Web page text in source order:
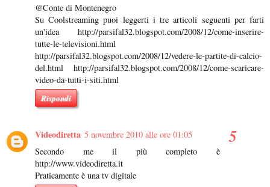
@Conte di Montenegro
Su Coolstreaming puoi leggerti i tre articoli seguenti per farti
un'idea http://parsifal32.blogspot.com/2008/12/come-inserire-
tutte-le-televisioni.html
http://parsifal32.blogspot.com/2008/12/vedere-le-partite-di-calcio-
del.html http://parsifal32.blogspot.com/2008/12/come-scaricare-
video-da-tutti-i-siti.html
Rispondi
Videodiretta 5 novembre 2010 alle ore 01:05
Secondo me il più completo è
http://www.videodiretta.it
Praticamente è una tv digitale